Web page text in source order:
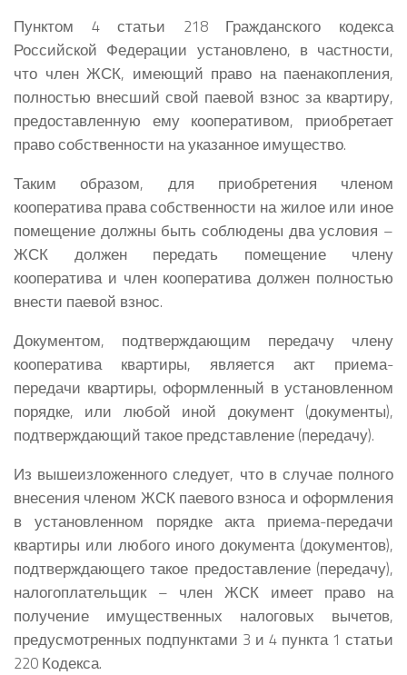
Пунктом 4 статьи 218 Гражданского кодекса
Российской Федерации установлено, в частности,
что член ЖСК, имеющий право на паенакопления,
полностью внесший свой паевой взнос за квартиру,
предоставленную ему кооперативом, приобретает
право собственности на указанное имущество.
Таким образом, для приобретения членом
кооператива права собственности на жилое или иное
помещение должны быть соблюдены два условия –
ЖСК должен передать помещение члену
кооператива и член кооператива должен полностью
внести паевой взнос.
Документом, подтверждающим передачу члену
кооператива квартиры, является акт приема-
передачи квартиры, оформленный в установленном
порядке, или любой иной документ (документы),
подтверждающий такое представление (передачу).
Из вышеизложенного следует, что в случае полного
внесения членом ЖСК паевого взноса и оформления
в установленном порядке акта приема-передачи
квартиры или любого иного документа (документов),
подтверждающего такое предоставление (передачу),
налогоплательщик – член ЖСК имеет право на
получение имущественных налоговых вычетов,
предусмотренных подпунктами 3 и 4 пункта 1 статьи
220 Кодекса.